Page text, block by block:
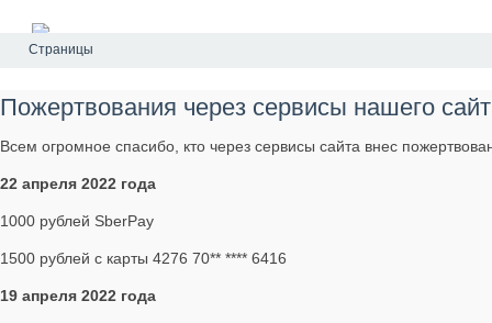
Страницы
Пожертвования через сервисы нашего
Всем огромное спасибо, кто через сервисы сайта внес
22 апреля 2022 года
1000 рублей SberPay
1500 рублей с карты 4276 70** **** 6416
19 апреля 2022 года